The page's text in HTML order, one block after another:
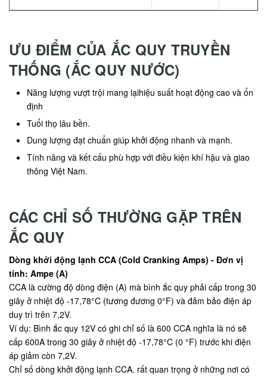
ƯU ĐIỂM CỦA ẮC QUY TRUYỀN
THỐNG (ẮC QUY NƯỚC)
Năng lượng vượt trội mang lạihiệu suất hoạt động cao và ổn
định
Tuổi thọ lâu bền.
Dung lượng đạt chuẩn giúp khởi động nhanh và mạnh.
Tính năng và kết cấu phù hợp với điều kiện khí hậu và giao
thông Việt Nam.
CÁC CHỈ SỐ THƯỜNG GẶP TRÊN
ẮC QUY
Dòng khởi động lạnh CCA (Cold Cranking Amps) - Đơn vị
tính: Ampe (A)
CCA là cường độ dòng điện (A) mà bình ắc quy phải cấp trong 30
giây ở nhiệt độ -17,78°C (tương đương 0°F) và đảm bảo điện áp
duy trì trên 7,2V.
Ví dụ: Bình ắc quy 12V có ghi chỉ số là 600 CCA nghĩa là nó sẽ
cấp 600A trong 30 giây ở nhiệt độ -17,78°C (0 °F) trước khi điện
áp giảm còn 7,2V.
Chỉ số dòng khởi động lạnh CCA. rất quan trọng ở những nơi có